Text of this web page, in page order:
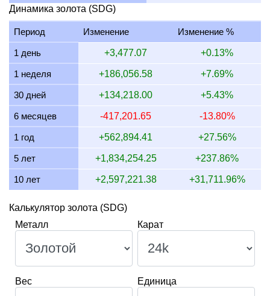
18 июля 2026 2,411,646.59
17 июля 2026 2,411,646.59 77,534.44 67,842.63
16 июля 2026 2,392,430.28 67,302.05
15 июля 2026 2,441,056.91 68,669.98
14 июля 2026 2,441,056.91 68,669.98
13 июля 2026 2,402,000.00 67,571.26
12 июля 2026 2,471,193.42 69,517.76
Динамика золота (SDG)
Период Изменение Изменение %
1 день +3,477.07 +0.13%
1 неделя +186,056.58 +7.69%
30 дней +134,218.00 +5.43%
6 месяцев -417,201.65 -13.80%
1 год +562,894.41 +27.56%
5 лет +1,834,254.25 +237.86%
10 лет +2,597,221.38 +31,711.96%
Калькулятор золота (SDG)
Металл
Карат
Вес Единица